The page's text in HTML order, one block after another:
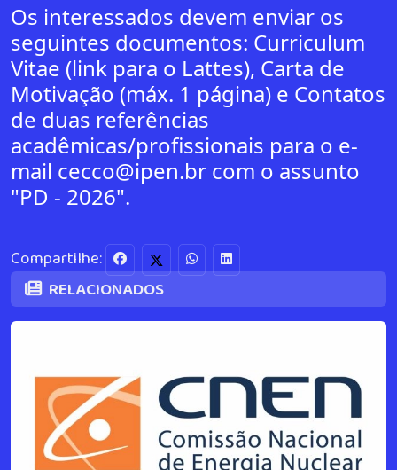
Os interessados devem enviar os
seguintes documentos: Curriculum
Vitae (link para o Lattes), Carta de
Motivação (máx. 1 página) e Contatos
de duas referências
acadêmicas/profissionais para o e-
mail cecco@ipen.br com o assunto
"PD - 2026".
Compartilhe:
RELACIONADOS